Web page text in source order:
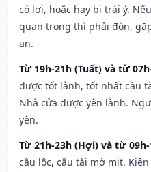
có lợi, hoặc hay bị trái ý.
quan trọng thì phải đòn,
an.
Từ 19h-21h (Tuất) và từ
được tốt lành, tốt nhất cầu
Nhà cửa được yên lành.
yên.
Từ 21h-23h (Hợi) và từ
cầu lộc, cầu tài mờ mịt.